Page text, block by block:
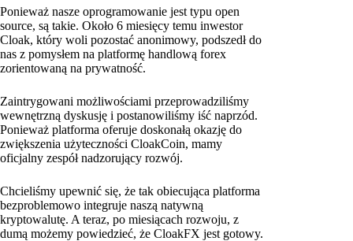
Ponieważ nasze oprogramowanie jest typu open
source, są takie. Około 6 miesięcy temu inwestor
Cloak, który woli pozostać anonimowy, podszedł do
nas z pomysłem na platformę handlową forex
zorientowaną na prywatność.
Zaintrygowani możliwościami przeprowadziliśmy
wewnętrzną dyskusję i postanowiliśmy iść naprzód.
Ponieważ platforma oferuje doskonałą okazję do
zwiększenia użyteczności CloakCoin, mamy
oficjalny zespół nadzorujący rozwój.
Chcieliśmy upewnić się, że tak obiecująca platforma
bezproblemowo integruje naszą natywną
kryptowalutę. A teraz, po miesiącach rozwoju, z
dumą możemy powiedzieć, że CloakFX jest gotowy.